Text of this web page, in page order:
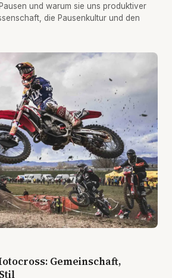
und warum sie uns produktiver
die Pausenkultur und den
Gemeinschaft,